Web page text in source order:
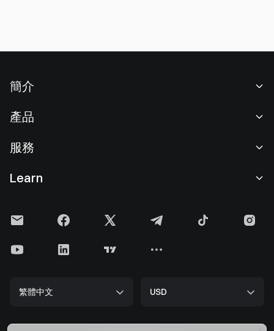
簡介
新聞中心
Cookie 政策
儲備金
產品
現貨交易
理財中心
Alpha
服務
費率標準
上幣申請
Learn
Gate 快訊
以太坊 (ETH) 升級
繁體中文 USD